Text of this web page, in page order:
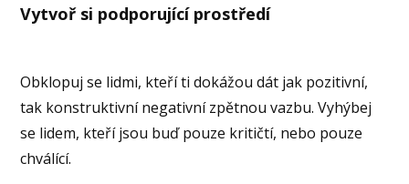
Vytvoř si podporující prostředí
Obklopuj se lidmi, kteří ti dokážou dát jak pozitivní,
tak konstruktivní negativní zpětnou vazbu. Vyhýbej
se lidem, kteří jsou buď pouze kritičtí, nebo pouze
chválící.